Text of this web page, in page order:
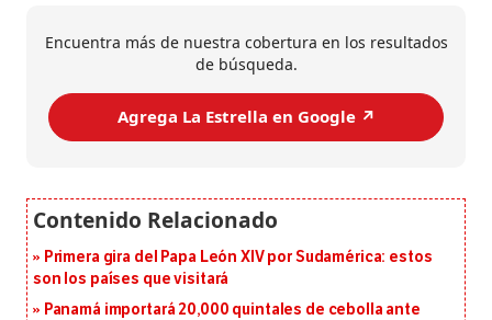
Encuentra más de nuestra cobertura en los resultados
de búsqueda.
Agrega La Estrella en Google ↗️
Primera gira del Papa León XIV por Sudamérica: estos
son los países que visitará
Panamá importará 20,000 quintales de cebolla ante